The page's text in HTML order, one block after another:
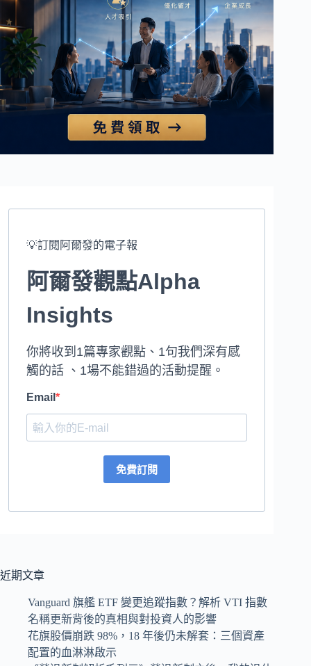
💡訂閱阿爾發的電子報
阿爾發觀點Alpha
Insights
你將收到1篇專家觀點、1句我們深有感
觸的話 、1場不能錯過的活動提醒。
Email
免費訂閱
近期文章
Vanguard 旗艦 ETF 變更追蹤指數？解析 VTI 指數
名稱更新背後的真相與對投資人的影響
花旗股價崩跌 98%，18 年後仍未解套：三個資產
配置的血淋淋啟示